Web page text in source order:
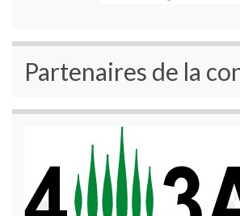
Partenaires de la